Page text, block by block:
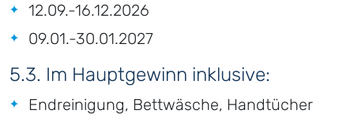
12.09.-16.12.2026
09.01.-30.01.2027
5.3. Im Hauptgewinn inklusive:
Endreinigung, Bettwäsche, Handtücher